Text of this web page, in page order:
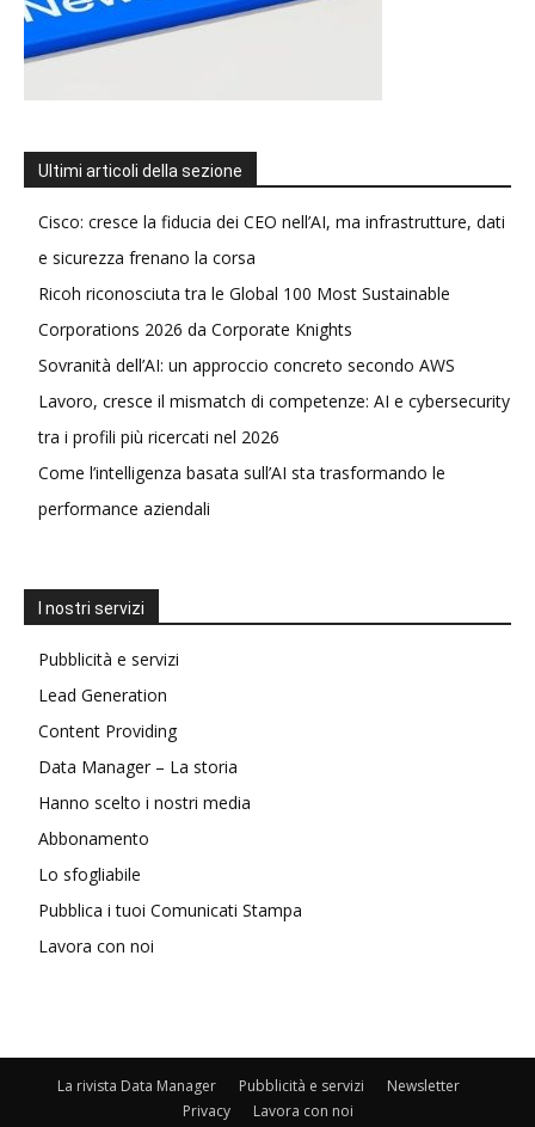
Ultimi articoli della sezione
Cisco: cresce la fiducia dei CEO nell’AI, ma infrastrutture, dati
e sicurezza frenano la corsa
Ricoh riconosciuta tra le Global 100 Most Sustainable
Corporations 2026 da Corporate Knights
Sovranità dell’AI: un approccio concreto secondo AWS
Lavoro, cresce il mismatch di competenze: AI e cybersecurity
tra i profili più ricercati nel 2026
Come l’intelligenza basata sull’AI sta trasformando le
performance aziendali
I nostri servizi
Pubblicità e servizi
Lead Generation
Content Providing
Data Manager – La storia
Hanno scelto i nostri media
Abbonamento
Lo sfogliabile
Pubblica i tuoi Comunicati Stampa
Lavora con noi
La rivista Data Manager Pubblicità e servizi
Newsletter
Privacy
Lavora con noi